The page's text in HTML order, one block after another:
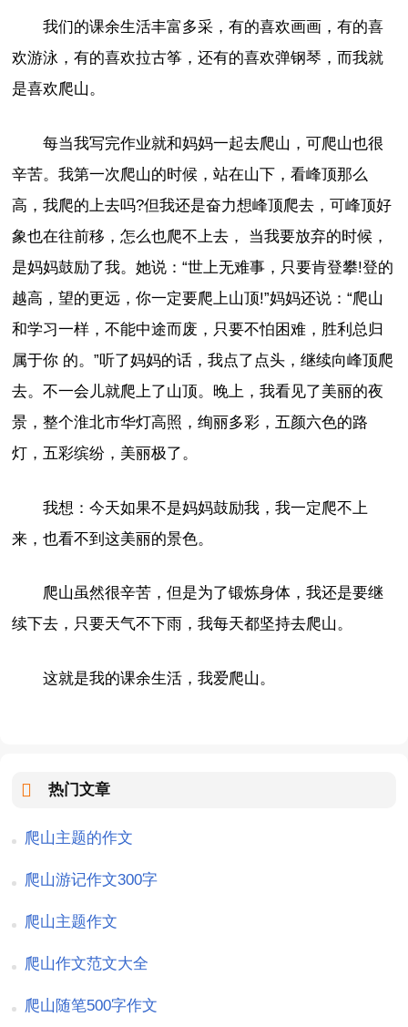
我们的课余生活丰富多采，有的喜欢画画，有的喜
欢游泳，有的喜欢拉古筝，还有的喜欢弹钢琴，而我就
是喜欢爬山。
每当我写完作业就和妈妈一起去爬山，可爬山也很
辛苦。我第一次爬山的时候，站在山下，看峰顶那么
高，我爬的上去吗?但我还是奋力想峰顶爬去，可峰顶好
象也在往前移，怎么也爬不上去， 当我要放弃的时候，
是妈妈鼓励了我。她说：“世上无难事，只要肯登攀!登的
越高，望的更远，你一定要爬上山顶!”妈妈还说：“爬山
和学习一样，不能中途而废，只要不怕困难，胜利总归
属于你 的。”听了妈妈的话，我点了点头，继续向峰顶爬
去。不一会儿就爬上了山顶。晚上，我看见了美丽的夜
景，整个淮北市华灯高照，绚丽多彩，五颜六色的路
灯，五彩缤纷，美丽极了。
我想：今天如果不是妈妈鼓励我，我一定爬不上
来，也看不到这美丽的景色。
爬山虽然很辛苦，但是为了锻炼身体，我还是要继
续下去，只要天气不下雨，我每天都坚持去爬山。
这就是我的课余生活，我爱爬山。
热门文章
爬山主题的作文
爬山游记作文300字
爬山主题作文
爬山作文范文大全
爬山随笔500字作文